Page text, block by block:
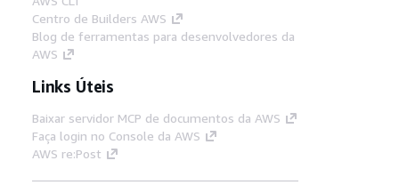
Centro de Builders AWS
Blog de ferramentas para desenvolvedores da
AWS
Links Úteis
Baixar servidor MCP de documentos da AWS
Faça login no Console da AWS
AWS re:Post